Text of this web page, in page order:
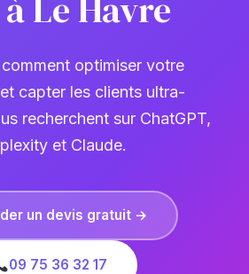
Le Havre
optimiser votre
capter les clients ultra-
recherchent sur ChatGPT,
et Claude.
un devis gratuit →
09 75 36 32 17